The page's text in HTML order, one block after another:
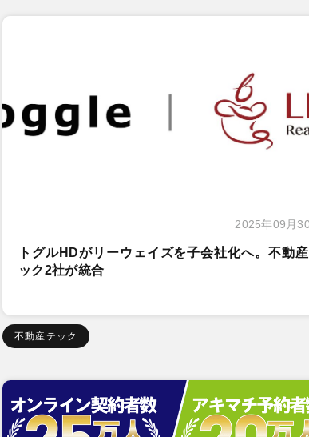
2025年09月
トグルHDがリーウェイズを子会社化へ。不動
ック2社が統合
不動産テック